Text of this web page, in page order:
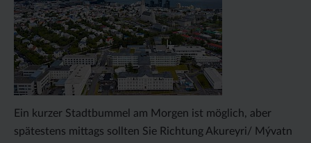
Ein kurzer Stadtbummel am Morgen ist möglich, aber
spätestens mittags sollten Sie Richtung Akureyri/ Mývatn